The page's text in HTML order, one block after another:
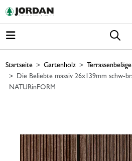
Startseite Gartenholz Terrassenbeläge
Die Beliebte massiv 26x139mm schw-
NATURinFORM